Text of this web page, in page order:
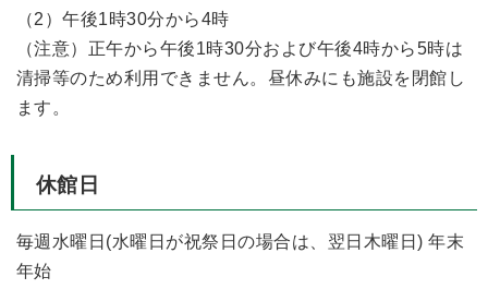
（2）午後1時30分から4時
（注意）正午から午後1時30分および午後4時から5時は
清掃等のため利用できません。昼休みにも施設を閉館し
ます。
休館日
毎週水曜日(水曜日が祝祭日の場合は、翌日木曜日) 年末
年始